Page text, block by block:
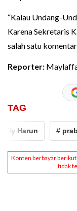
“Kalau Undang-
Karena Sekretaris
salah satu komentar.
Reporter:
TAG
Harun #